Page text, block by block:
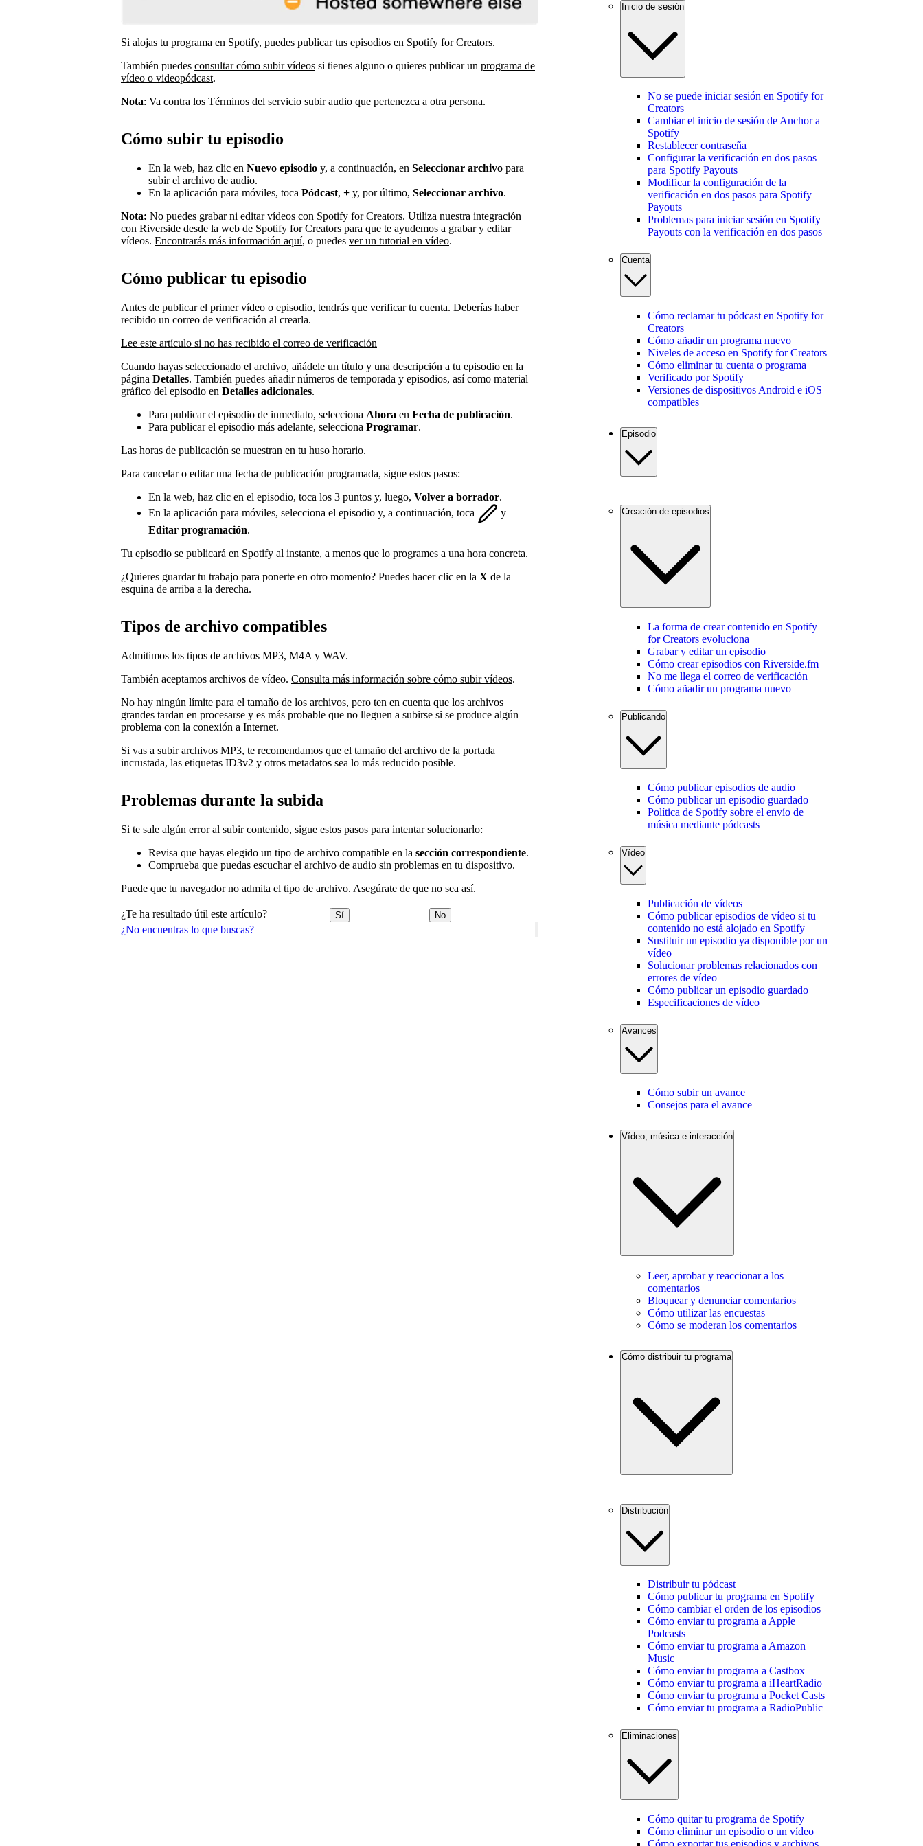
¿No encuentras lo que buscas?
Si alojas tu programa en Spotify, puedes publicar tus episodios en Spotify for Creators.
También puedes consultar cómo subir vídeos si tienes alguno o quieres publicar un programa de
vídeo o videopódcast.
Nota: Va contra los Términos del servicio subir audio que pertenezca a otra persona.
Cómo subir tu episodio
En la web, haz clic en Nuevo episodio y, a continuación, en Seleccionar archivo para
subir el archivo de audio.
En la aplicación para móviles, toca Pódcast, + y, por último, Seleccionar archivo.
Nota: No puedes grabar ni editar vídeos con Spotify for Creators. Utiliza nuestra integración
con Riverside desde la web de Spotify for Creators para que te ayudemos a grabar y editar
vídeos. Encontrarás más información aquí, o puedes ver un tutorial en vídeo.
Cómo publicar tu episodio
Antes de publicar el primer vídeo o episodio, tendrás que verificar tu cuenta. Deberías haber
recibido un correo de verificación al crearla.
Lee este artículo si no has recibido el correo de verificación
Cuando hayas seleccionado el archivo, añádele un título y una descripción a tu episodio en la
página Detalles. También puedes añadir números de temporada y episodios, así como material
gráfico del episodio en Detalles adicionales.
Para publicar el episodio de inmediato, selecciona Ahora en Fecha de publicación.
Para publicar el episodio más adelante, selecciona Programar.
Las horas de publicación se muestran en tu huso horario.
Para cancelar o editar una fecha de publicación programada, sigue estos pasos:
En la web, haz clic en el episodio, toca los 3 puntos y, luego, Volver a borrador.
En la aplicación para móviles, selecciona el episodio y, a continuación, toca
y
Editar programación.
Tu episodio se publicará en Spotify al instante, a menos que lo programes a una hora concreta.
¿Quieres guardar tu trabajo para ponerte en otro momento? Puedes hacer clic en la X de la
esquina de arriba a la derecha.
Tipos de archivo compatibles
Admitimos los tipos de archivos MP3, M4A y WAV.
También aceptamos archivos de vídeo. Consulta más información sobre cómo subir vídeos.
No hay ningún límite para el tamaño de los archivos, pero ten en cuenta que los archivos
grandes tardan en procesarse y es más probable que no lleguen a subirse si se produce algún
problema con la conexión a Internet.
Si vas a subir archivos MP3, te recomendamos que el tamaño del archivo de la portada
incrustada, las etiquetas ID3v2 y otros metadatos sea lo más reducido posible.
Problemas durante la subida
Si te sale algún error al subir contenido, sigue estos pasos para intentar solucionarlo:
Revisa que hayas elegido un tipo de archivo compatible en la sección correspondiente.
Comprueba que puedas escuchar el archivo de audio sin problemas en tu dispositivo.
Puede que tu navegador no admita el tipo de archivo. Asegúrate de que no sea así.
¿Te ha resultado útil este artículo? Sí No
Inicio de sesión
No se puede iniciar sesión en Spotify for
Creators
Cambiar el inicio de sesión de Anchor a
Spotify
Restablecer contraseña
Configurar la verificación en dos pasos
para Spotify Payouts
Modificar la configuración de la
verificación en dos pasos para Spotify
Payouts
Problemas para iniciar sesión en Spotify
Payouts con la verificación en dos pasos
Cuenta
Cómo reclamar tu pódcast en Spotify for
Creators
Cómo añadir un programa nuevo
Niveles de acceso en Spotify for Creators
Cómo eliminar tu cuenta o programa
Verificado por Spotify
Versiones de dispositivos Android e iOS
compatibles
Episodio
Creación de episodios
La forma de crear contenido en Spotify
for Creators evoluciona
Grabar y editar un episodio
Cómo crear episodios con Riverside.fm
No me llega el correo de verificación
Cómo añadir un programa nuevo
Publicando
Cómo publicar episodios de audio
Cómo publicar un episodio guardado
Política de Spotify sobre el envío de
música mediante pódcasts
Vídeo
Publicación de vídeos
Cómo publicar episodios de vídeo si tu
contenido no está alojado en Spotify
Sustituir un episodio ya disponible por un
vídeo
Solucionar problemas relacionados con
errores de vídeo
Cómo publicar un episodio guardado
Especificaciones de vídeo
Avances
Cómo subir un avance
Consejos para el avance
Vídeo, música e interacción
Leer, aprobar y reaccionar a los
comentarios
Bloquear y denunciar comentarios
Cómo utilizar las encuestas
Cómo se moderan los comentarios
Cómo distribuir tu programa
Distribución
Distribuir tu pódcast
Cómo publicar tu programa en Spotify
Cómo cambiar el orden de los episodios
Cómo enviar tu programa a Apple
Podcasts
Cómo enviar tu programa a Amazon
Music
Cómo enviar tu programa a Castbox
Cómo enviar tu programa a iHeartRadio
Cómo enviar tu programa a Pocket Casts
Cómo enviar tu programa a RadioPublic
Eliminaciones
Cómo quitar tu programa de Spotify
Cómo eliminar un episodio o un vídeo
Cómo exportar tus episodios y archivos